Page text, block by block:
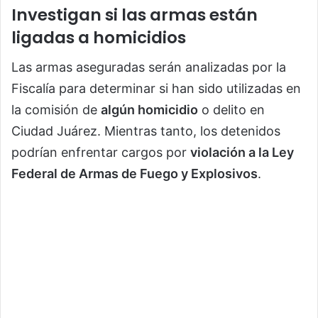
Investigan si las armas están
ligadas a homicidios
Las armas aseguradas serán analizadas por la
Fiscalía para determinar si han sido utilizadas en
la comisión de algún homicidio o delito en
Ciudad Juárez. Mientras tanto, los detenidos
podrían enfrentar cargos por violación a la Ley
Federal de Armas de Fuego y Explosivos.